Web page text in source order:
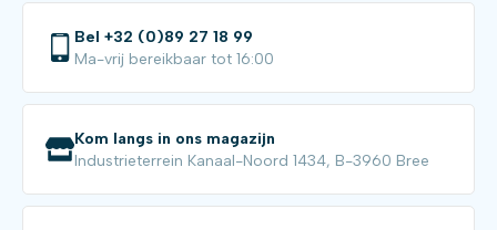
Bel +32 (0)89 27 18 99
Ma-vrij bereikbaar tot 16:00
Kom langs in ons magazijn
Industrieterrein Kanaal-Noord 1434, B-3960 Bree